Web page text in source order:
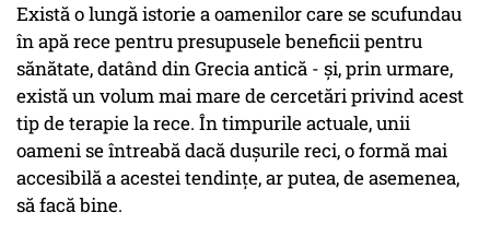
Există o lungă istorie a oamenilor care se scufundau
în apă rece pentru presupusele beneficii pentru
sănătate, datând din Grecia antică - și, prin urmare,
există un volum mai mare de cercetări privind acest
tip de terapie la rece. În timpurile actuale, unii
oameni se întreabă dacă dușurile reci, o formă mai
accesibilă a acestei tendințe, ar putea, de asemenea,
să facă bine.